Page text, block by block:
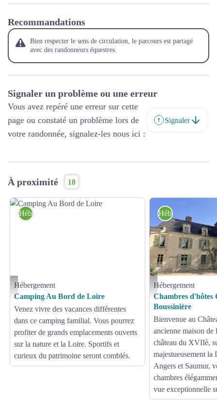
Recommandations
Bien respecter le sens de circulation, le parcours est partagé
avec des randonneurs équestres.
Signaler un problème ou une erreur
Vous avez repéré une erreur sur cette
page ou constaté un problème lors de
votre randonnée, signalez-les nous ici :
Signaler
À proximité 18
Camping Au Bord de Loire - Instapades Studio / Anjou tourisme
Hébergement
Hébergement
Camping Au Bord de Loire
Venez vivre des vacances différentes
dans ce camping familial. Vous pourrez
profiter de grands emplacements ouverts
sur la nature et la Loire. Sportifs et
curieux du patrimoine seront comblés.
Chateau de la
Hébergement
Hébergement
Chambres d'hôtes
Boussinière
Bienvenue au
ancienne maison
château du XVIIè,
majestueusement la
Angers et Saumur,
chambres
vue exceptionnelle